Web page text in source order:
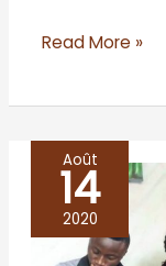
Read More »
Août
14
2020
cafés